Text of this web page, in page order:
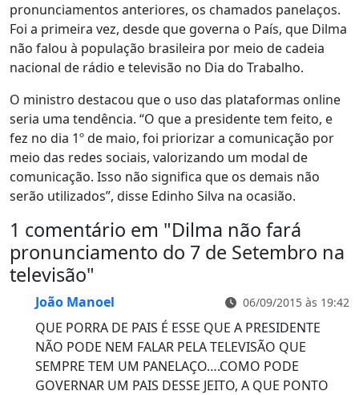
pronunciamentos anteriores, os chamados panelaços.
Foi a primeira vez, desde que governa o País, que Dilma
não falou à população brasileira por meio de cadeia
nacional de rádio e televisão no Dia do Trabalho.
O ministro destacou que o uso das plataformas online
seria uma tendência. “O que a presidente tem feito, e
fez no dia 1º de maio, foi priorizar a comunicação por
meio das redes sociais, valorizando um modal de
comunicação. Isso não significa que os demais não
serão utilizados”, disse Edinho Silva na ocasião.
1 comentário em "Dilma não fará
pronunciamento do 7 de Setembro na
televisão"
João Manoel 06/09/2015 às 19:42
QUE PORRA DE PAIS É ESSE QUE A PRESIDENTE
NÃO PODE NEM FALAR PELA TELEVISÃO QUE
SEMPRE TEM UM PANELAÇO….COMO PODE
GOVERNAR UM PAIS DESSE JEITO, A QUE PONTO